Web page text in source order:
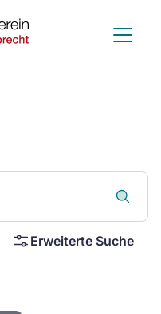
Deutscher
Anwalt
Erbrecht
Erweiterte Suche